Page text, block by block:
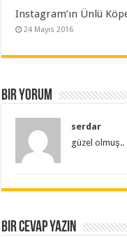
Instagram’ın Ünlü
24 Mayıs 2016
Bir yorum
serdar
güzel olmuş..
Bir cevap yazın